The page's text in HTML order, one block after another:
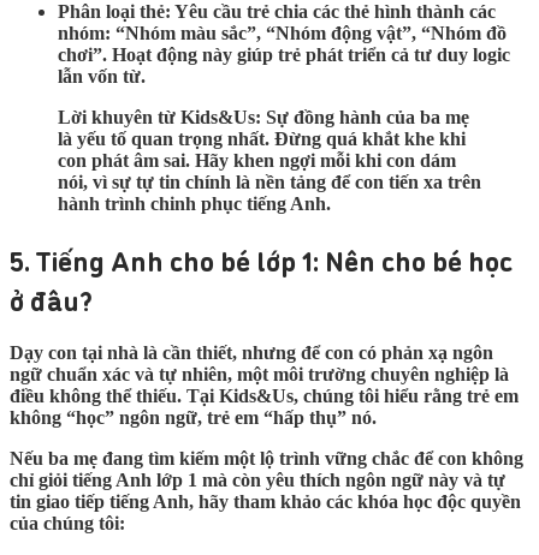
Phân loại thẻ: Yêu cầu trẻ chia các thẻ hình thành các
nhóm: “Nhóm màu sắc”, “Nhóm động vật”, “Nhóm đồ
chơi”. Hoạt động này giúp trẻ phát triển cả tư duy logic
lẫn vốn từ.
Lời khuyên từ Kids&Us: Sự đồng hành của ba mẹ
là yếu tố quan trọng nhất. Đừng quá khắt khe khi
con phát âm sai. Hãy khen ngợi mỗi khi con dám
nói, vì sự tự tin chính là nền tảng để con tiến xa trên
hành trình chinh phục tiếng Anh.
5. Tiếng Anh cho bé lớp 1: Nên cho bé học
ở đâu?
Dạy con tại nhà là cần thiết, nhưng để con có phản xạ ngôn
ngữ chuẩn xác và tự nhiên, một môi trường chuyên nghiệp là
điều không thể thiếu. Tại Kids&Us, chúng tôi hiểu rằng trẻ em
không “học” ngôn ngữ, trẻ em “hấp thụ” nó.
Nếu ba mẹ đang tìm kiếm một lộ trình vững chắc để con không
chỉ giỏi tiếng Anh lớp 1 mà còn yêu thích ngôn ngữ này và tự
tin giao tiếp tiếng Anh, hãy tham khảo các khóa học độc quyền
của chúng tôi: